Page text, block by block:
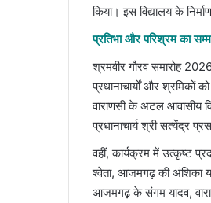
किया। इस विद्यालय के
प्रतिभा और परिश्रम का
श्रमवीर गौरव समारोह
प्रधानाचार्यों और श्रमिकों
वाराणसी के अटल आवासीय
प्रधानाचार्य श्री सत्येंद्र
वहीं, कार्यक्रम में उत्कृष्ट
श्वेता, आजमगढ़ की अंशिका
आजमगढ़ के संगम यादव,